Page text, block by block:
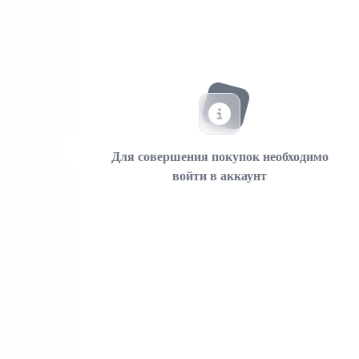
Для совершения покупок необходимо
войти в аккаунт